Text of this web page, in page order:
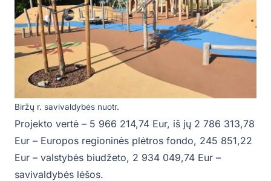
Biržų r. savivaldybės nuotr.
Projekto vertė – 5 966 214,74 Eur, iš jų 2 786 313,78
Eur – Europos regioninės plėtros fondo, 245 851,22
Eur – valstybės biudžeto, 2 934 049,74 Eur –
savivaldybės lėšos.